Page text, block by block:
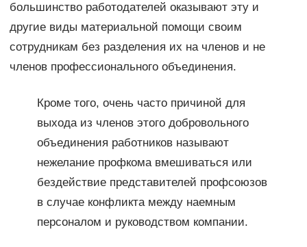
большинство работодателей оказывают эту и
другие виды материальной помощи своим
сотрудникам без разделения их на членов и не
членов профессионального объединения.
Кроме того, очень часто причиной для
выхода из членов этого добровольного
объединения работников называют
нежелание профкома вмешиваться или
бездействие представителей профсоюзов
в случае конфликта между наемным
персоналом и руководством компании.